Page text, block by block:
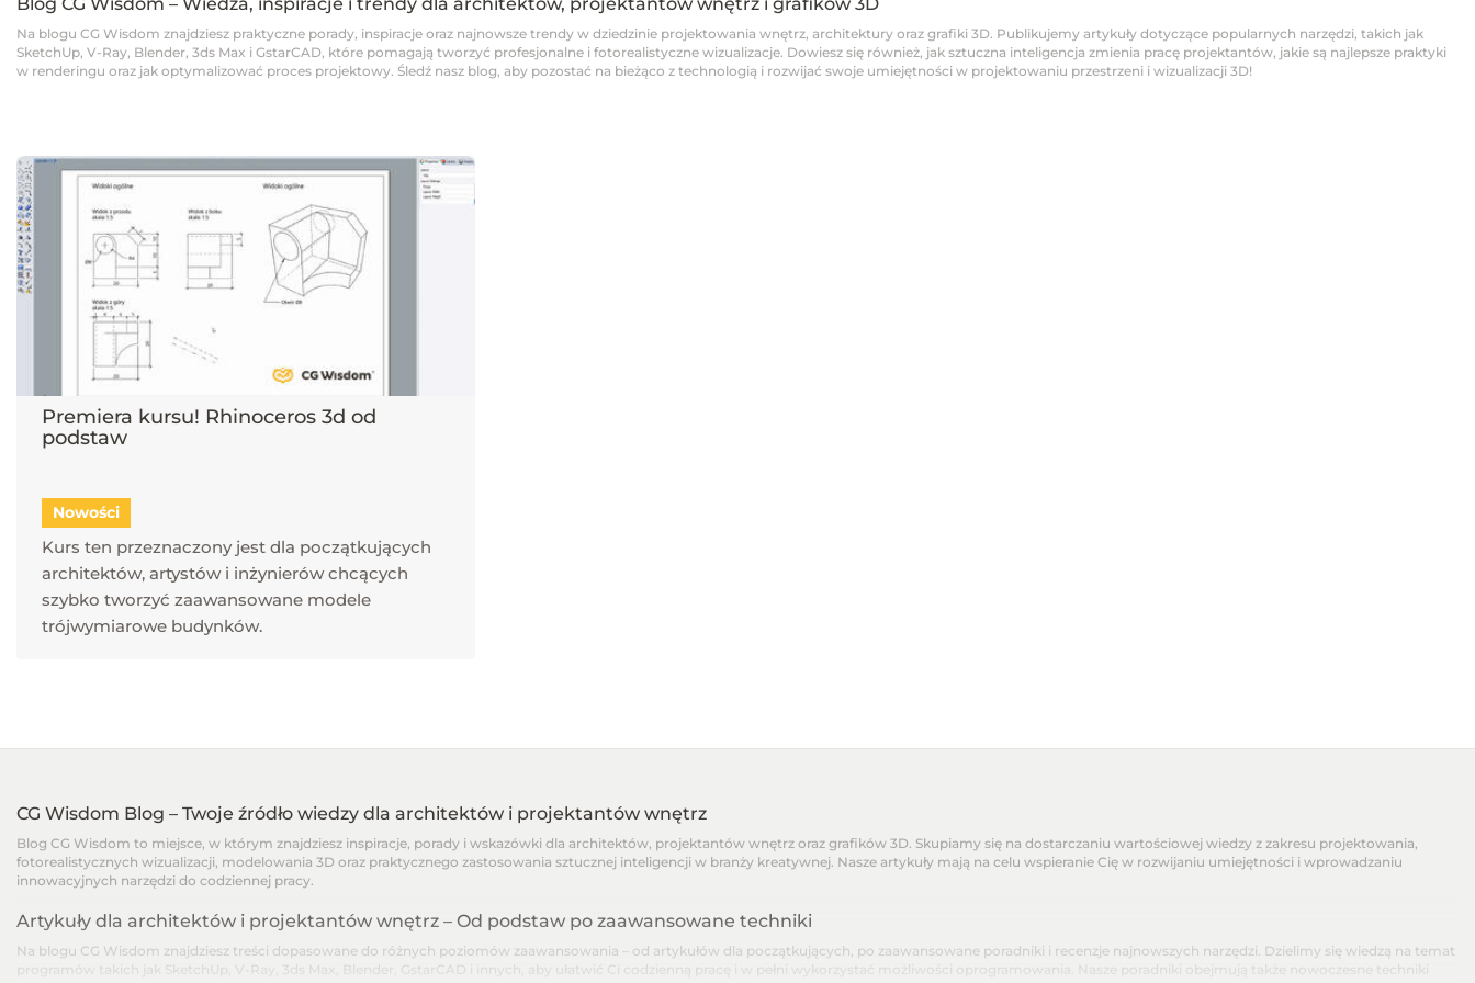
Na blogu CG Wisdom znajdziesz praktyczne porady, inspiracje oraz najnowsze trendy w dziedzinie projektowania wnętrz, architektury oraz grafiki 3D. Publikujemy artykuły dotyczące popularnych narzędzi, takich jak
SketchUp, V-Ray, Blender, 3ds Max i GstarCAD, które pomagają tworzyć profesjonalne i fotorealistyczne wizualizacje. Dowiesz się również, jak sztuczna inteligencja zmienia pracę projektantów, jakie są najlepsze praktyki
w renderingu oraz jak optymalizować proces projektowy. Śledź nasz blog, aby pozostać na bieżąco z technologią i rozwijać swoje umiejętności w projektowaniu przestrzeni i wizualizacji 3D!
Premiera kursu! Rhinoceros 3d od
podstaw
Nowości
Kurs ten przeznaczony jest dla początkujących
architektów, artystów i inżynierów chcących
szybko tworzyć zaawansowane modele
trójwymiarowe budynków.
CG Wisdom Blog – Twoje źródło wiedzy dla architektów i projektantów wnętrz
Blog CG Wisdom to miejsce, w którym znajdziesz inspiracje, porady i wskazówki dla architektów, projektantów wnętrz oraz grafików 3D. Skupiamy się na dostarczaniu wartościowej wiedzy z zakresu projektowania,
fotorealistycznych wizualizacji, modelowania 3D oraz praktycznego zastosowania sztucznej inteligencji w branży kreatywnej. Nasze artykuły mają na celu wspieranie Cię w rozwijaniu umiejętności i wprowadzaniu
innowacyjnych narzędzi do codziennej pracy.
Artykuły dla architektów i projektantów wnętrz – Od podstaw po zaawansowane techniki
Na blogu CG Wisdom znajdziesz treści dopasowane do różnych poziomów zaawansowania – od artykułów dla początkujących, po zaawansowane poradniki i recenzje najnowszych narzędzi. Dzielimy się wiedzą na temat
programów takich jak SketchUp, V-Ray, 3ds Max, Blender, GstarCAD i innych, aby ułatwić Ci codzienną pracę i w pełni wykorzystać możliwości oprogramowania. Nasze poradniki obejmują także nowoczesne techniki